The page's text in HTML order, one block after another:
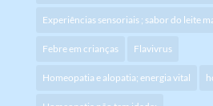
Experiências sensoriais ; sabor do leite
Febre em crianças Flavivrus
Homeopatia e alopatia; energia vital